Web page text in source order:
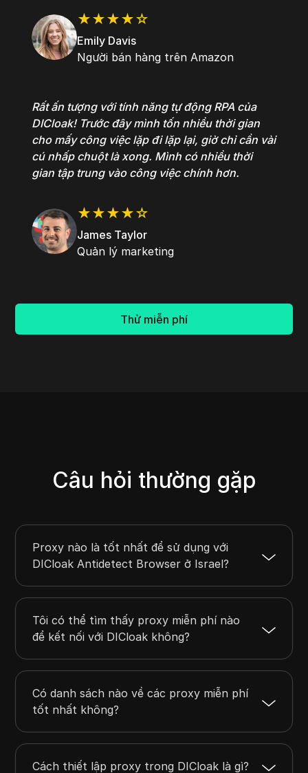
★★★★☆
Emily Davis
Người bán hàng trên Amazon
Rất ấn tượng với tính năng tự động RPA của
DICloak! Trước đây mình tốn nhiều thời gian
cho mấy công việc lặp đi lặp lại, giờ chỉ cần vài
cú nhấp chuột là xong. Mình có nhiều thời
gian tập trung vào công việc chính hơn.
★★★★☆
James Taylor
Quản lý marketing
Thử miễn phí
Câu hỏi thường gặp
Proxy nào là tốt nhất để sử dụng với
DICloak Antidetect Browser ở Israel?
Tôi có thể tìm thấy proxy miễn phí nào
để kết nối với DICloak không?
Có danh sách nào về các proxy miễn phí
tốt nhất không?
Cách thiết lập proxy trong DICloak là gì?